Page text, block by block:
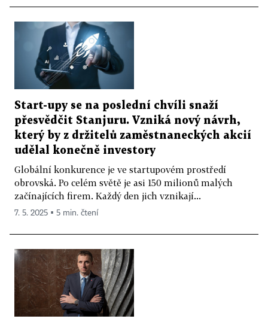
Start-upy se na poslední chvíli snaží
přesvědčit Stanjuru. Vzniká nový návrh,
který by z držitelů zaměstnaneckých akcií
udělal konečně investory
Globální konkurence je ve startupovém prostředí
obrovská. Po celém světě je asi 150 milionů malých
začínajících firem. Každý den jich vznikají...
7. 5. 2025 ▪ 5 min. čtení